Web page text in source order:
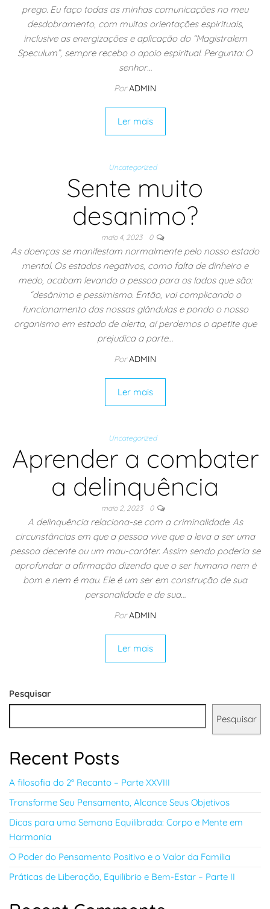
prego. Eu faço todas as minhas comunicações no meu
desdobramento, com muitas orientações espirituais,
inclusive as energizações e aplicação do “Magistralem
Speculum”, sempre recebo o apoio espiritual. Pergunta: O
senhor…
Por ADMIN
Ler mais
Uncategorized
Sente muito
desanimo?
maio 4, 2023 0
As doenças se manifestam normalmente pelo nosso estado
mental. Os estados negativos, como falta de dinheiro e
medo, acabam levando a pessoa para os lados que são:
“desânimo e pessimismo. Então, vai complicando o
funcionamento das nossas glândulas e pondo o nosso
organismo em estado de alerta, aí perdemos o apetite que
prejudica a parte…
Por ADMIN
Ler mais
Uncategorized
Aprender a combater
a delinquência
maio 2, 2023 0
A delinquência relaciona-se com a criminalidade. As
circunstâncias em que a pessoa vive que a leva a ser uma
pessoa decente ou um mau-caráter. Assim sendo poderia se
aprofundar a afirmação dizendo que o ser humano nem é
bom e nem é mau. Ele é um ser em construção de sua
personalidade e de sua…
Por ADMIN
Ler mais
Pesquisar
Pesquisar
Recent Posts
A filosofia do 2° Recanto – Parte XXVIII
Transforme Seu Pensamento, Alcance Seus Objetivos
Dicas para uma Semana Equilibrada: Corpo e Mente em
Harmonia
O Poder do Pensamento Positivo e o Valor da Família
Práticas de Liberação, Equilíbrio e Bem-Estar – Parte II